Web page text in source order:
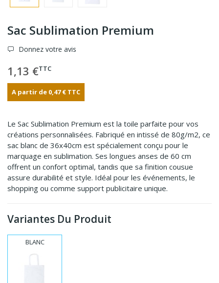
Sac Sublimation Premium
Donnez votre avis
1,13 €TTC
A partir de 0,47 € TTC
Le Sac Sublimation Premium est la toile parfaite pour vos
créations personnalisées. Fabriqué en intissé de 80g/m2, ce
sac blanc de 36x40cm est spécialement conçu pour le
marquage en sublimation. Ses longues anses de 60 cm
offrent un confort optimal, tandis que sa finition cousue
assure durabilité et style. Idéal pour les événements, le
shopping ou comme support publicitaire unique.
Variantes Du Produit
BLANC